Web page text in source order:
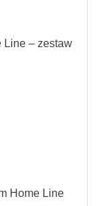
Line – zestaw
Home Line